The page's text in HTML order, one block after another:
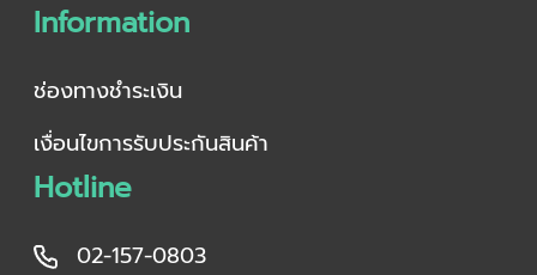
Information
ช่องทางชำระเงิน
เงื่อนไขการรับประกันสินค้า
Hotline
02-157-0803